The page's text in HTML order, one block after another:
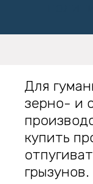
Для
зерно- и
купить